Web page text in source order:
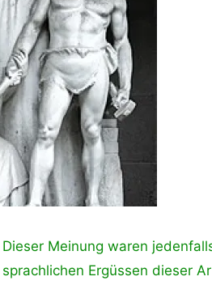
Meinung waren
Ergüssen dieser